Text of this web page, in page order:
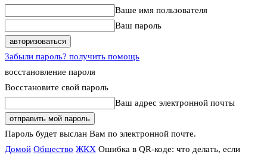
Ваше имя пользователя
Ваш пароль
Забыли пароль? получить помощь
восстановление пароля
Восстановите свой пароль
Ваш адрес электронной почты
Пароль будет выслан Вам по электронной почте.
Домой Общество ЖКХ Ошибка в QR-коде: что делать, если